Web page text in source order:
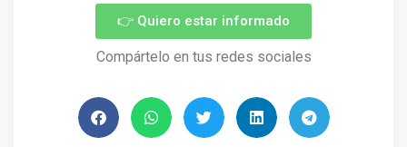
👉 Quiero estar informado
Compártelo en tus redes sociales